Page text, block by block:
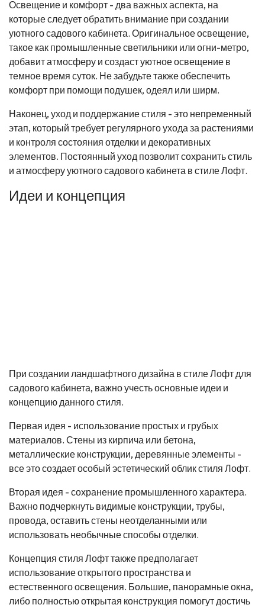
Освещение и комфорт - два важных аспекта, на
которые следует обратить внимание при создании
уютного садового кабинета. Оригинальное освещение,
такое как промышленные светильники или огни-метро,
добавит атмосферу и создаст уютное освещение в
темное время суток. Не забудьте также обеспечить
комфорт при помощи подушек, одеял или ширм.
Наконец, уход и поддержание стиля - это непременный
этап, который требует регулярного ухода за растениями
и контроля состояния отделки и декоративных
элементов. Постоянный уход позволит сохранить стиль
и атмосферу уютного садового кабинета в стиле Лофт.
Идеи и концепция
При создании ландшафтного дизайна в стиле Лофт для
садового кабинета, важно учесть основные идеи и
концепцию данного стиля.
Первая идея - использование простых и грубых
материалов. Стены из кирпича или бетона,
металлические конструкции, деревянные элементы -
все это создает особый эстетический облик стиля Лофт.
Вторая идея - сохранение промышленного характера.
Важно подчеркнуть видимые конструкции, трубы,
провода, оставить стены неотделанными или
использовать необычные способы отделки.
Концепция стиля Лофт также предполагает
использование открытого пространства и
естественного освещения. Большие, панорамные окна,
либо полностью открытая конструкция помогут достичь